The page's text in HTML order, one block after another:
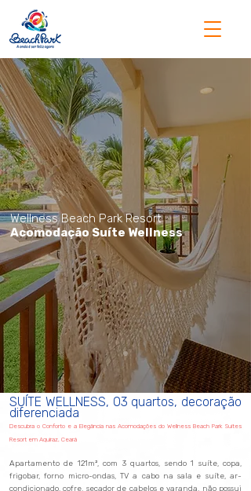
Wellness Beach Park Resort
Acomodação Suíte Wellness
SUÍTE WELLNESS, 03 quartos, decoração
diferenciada
Descubra o Conforto e a Elegância nas Acomodações do Wellness Beach Park Suítes
Resort em Aquiraz, Ceará
Apartamento de 121m², com 3 quartos, sendo 1 suíte, copa,
frigobar, forno micro-ondas, TV a cabo na sala e suíte, ar-
condicionado, cofre, secador de cabelos e varanda, não possui